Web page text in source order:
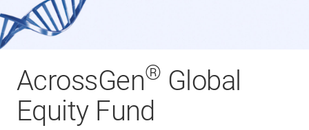
AcrossGen® Global
Equity Fund